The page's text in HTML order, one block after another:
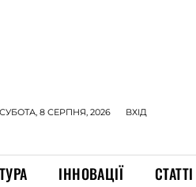
СУБОТА, 8 СЕРПНЯ, 2026 ВХІД
ІННОВАЦІЇ СТАТТІ